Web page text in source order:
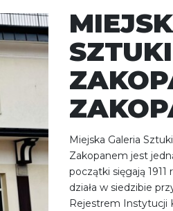
Miejska Galeria
Zakopanem jest
początki sięgają
działa w siedzibie
Rejestrem Instytucji